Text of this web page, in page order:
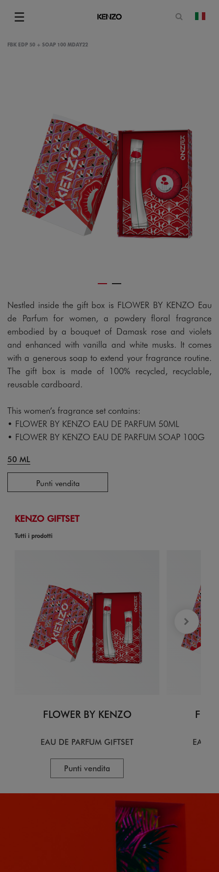
☰
Menu
Apri il
FBK EDP 50 + SOAP 100 MDAY22
Nestled inside the gift box is FLOWER BY KENZO Eau
de Parfum for women, a powdery floral fragrance
embodied by a bouquet of Damask rose and violets
and enhanced with vanilla and white musks. It comes
with a generous soap to extend your fragrance routine.
The gift box is made of 100% recycled, recyclable,
reusable cardboard.
This women’s fragrance set contains:
• FLOWER BY KENZO EAU DE PARFUM 50ML
• FLOWER BY KENZO EAU DE PARFUM SOAP 100G
50 ML
Punti vendita
KENZO GIFTSET
Tutti i prodotti
FLOWER BY KENZO
EAU DE PARFUM GIFTSET
Punti vendita
EAU